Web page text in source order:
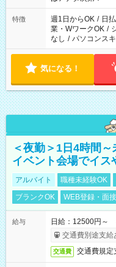
特徴 週1日からOK / 日
業・WワークOK /
なし / パソコンス
気になる！
＜夜勤＞1日4時間
イベント会場でイス
アルバイト 職種未経験OK
ブランクOK
WEB登録・面
給与
日給：12500円～
交通費別途支給
交通費 交通費規定